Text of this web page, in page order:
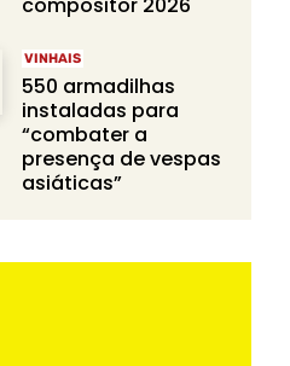
VINHAIS
550 armadilhas
instaladas para
“combater a
presença de vespas
asiáticas”